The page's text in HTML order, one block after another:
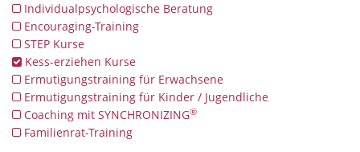
Individualpsychologische Beratung
Encouraging-Training
STEP Kurse
Kess-erziehen Kurse
Ermutigungstraining für Erwachsene
Ermutigungstraining für Kinder / Jugendliche
Coaching mit SYNCHRONIZING®
Familienrat-Training